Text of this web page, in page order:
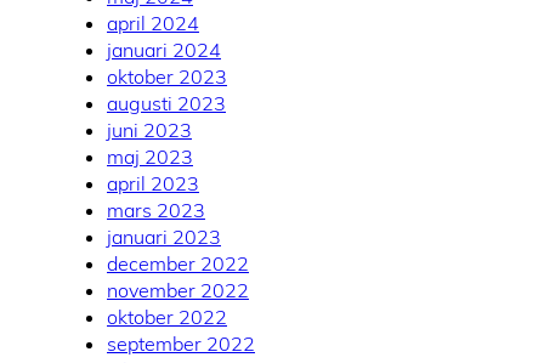
april 2024
januari 2024
oktober 2023
augusti 2023
juni 2023
maj 2023
april 2023
mars 2023
januari 2023
december 2022
november 2022
oktober 2022
september 2022